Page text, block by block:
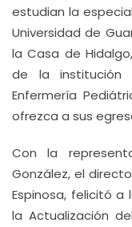
estudian la
Universidad de
la Casa de
de la institución
Enfermería
ofrezca a sus
Con la
González, el
Espinosa, felicitó
la Actualización